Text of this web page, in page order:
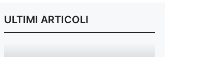
ULTIMI ARTICOLI